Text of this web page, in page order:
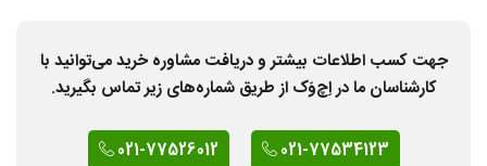
جهت کسب اطلاعات بیشتر و دریافت مشاوره خرید می‌توانید با
کارشناسان ما در اِچ‌وَک از طریق شماره‌های زیر تماس بگیرید.
021-77534123
021-77526012